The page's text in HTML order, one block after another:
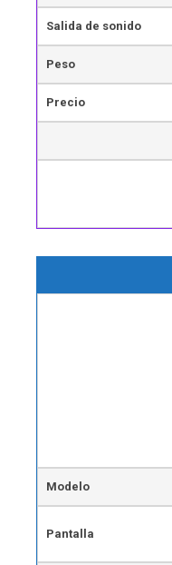
Salida de sonido
Peso
Precio
Modelo
Pantalla